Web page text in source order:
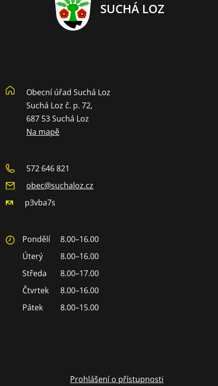
SUCHÁ LOZ
Obecní úřad Suchá Loz
Suchá Loz č. p. 72,
687 53 Suchá Loz
Na mapě
572 646 821
obec@suchaloz.cz
p3vba7s
Pondělí
8.00–16.00
Úterý
8.00–16.00
Středa
8.00–17.00
Čtvrtek
8.00–16.00
Pátek
8.00–15.00
Prohlášení o přístupnosti